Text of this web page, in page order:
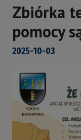
Zbiórka
pomocy
2025-10-03